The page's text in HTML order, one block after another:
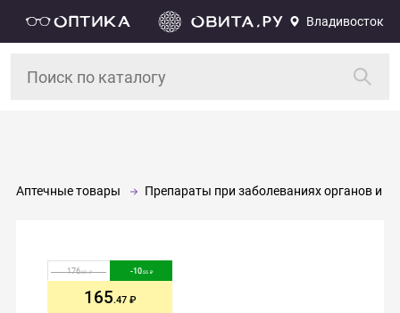
Владивосток
Аптечные товары Препараты при заболеваниях органов и
176.02 -10.55
165.47